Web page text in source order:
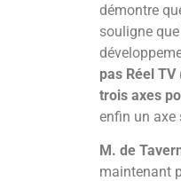
démontre
souligne
pas Réel TV
trois axes
enfin un axe
M. de
maintenant